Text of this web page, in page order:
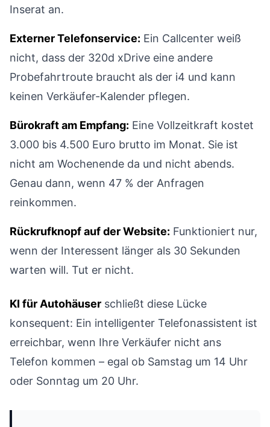
Inserat an.
Externer Telefonservice: Ein Callcenter weiß
nicht, dass der 320d xDrive eine andere
Probefahrtroute braucht als der i4 und kann
keinen Verkäufer-Kalender pflegen.
Bürokraft am Empfang: Eine Vollzeitkraft kostet
3.000 bis 4.500 Euro brutto im Monat. Sie ist
nicht am Wochenende da und nicht abends.
Genau dann, wenn 47 % der Anfragen
reinkommen.
Rückrufknopf auf der Website: Funktioniert nur,
wenn der Interessent länger als 30 Sekunden
warten will. Tut er nicht.
KI für Autohäuser schließt diese Lücke
konsequent: Ein intelligenter Telefonassistent ist
erreichbar, wenn Ihre Verkäufer nicht ans
Telefon kommen – egal ob Samstag um 14 Uhr
oder Sonntag um 20 Uhr.